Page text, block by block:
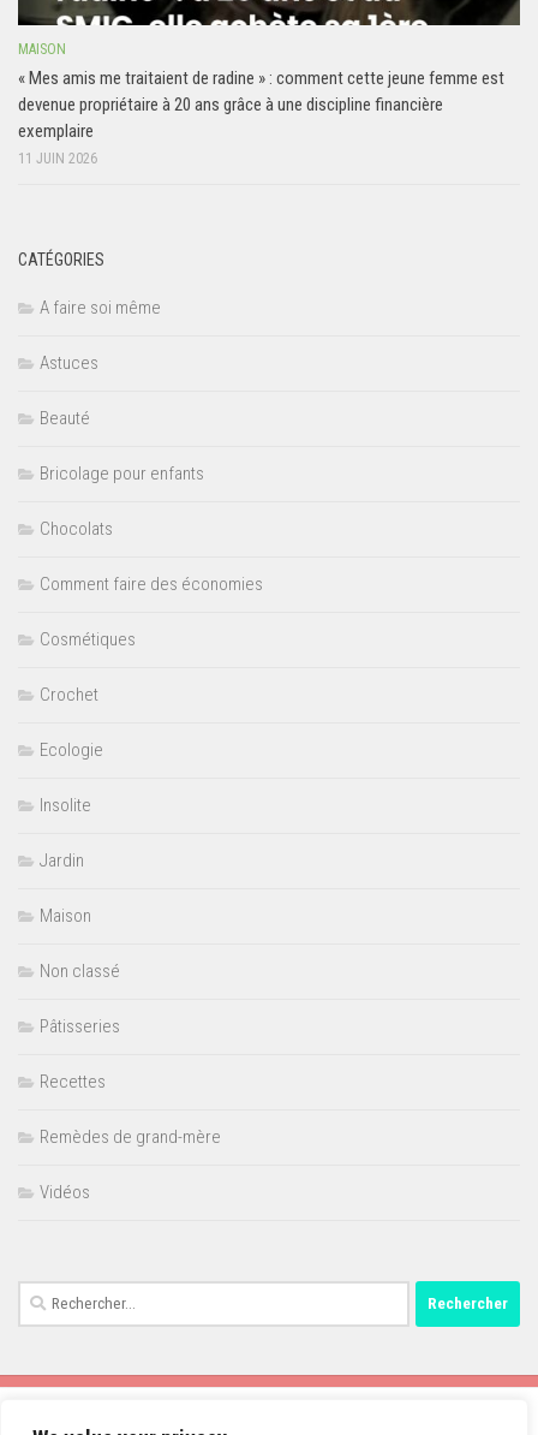
MAISON
« Mes amis me traitaient de radine » : comment cette jeune femme est
devenue propriétaire à 20 ans grâce à une discipline financière
exemplaire
11 JUIN 2026
CATÉGORIES
A faire soi même
Astuces
Beauté
Bricolage pour enfants
Chocolats
Comment faire des économies
Cosmétiques
Crochet
Ecologie
Insolite
Jardin
Maison
Non classé
Pâtisseries
Recettes
Remèdes de grand-mère
Vidéos
Rechercher :